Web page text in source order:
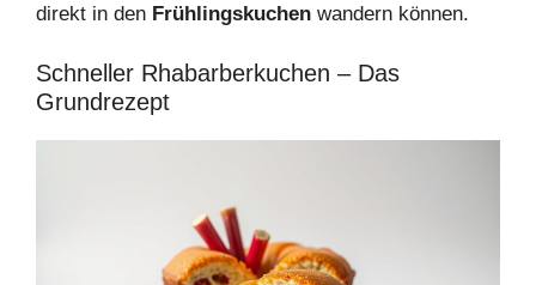
direkt in den Frühlingskuchen wandern können.
Schneller Rhabarberkuchen – Das
Grundrezept